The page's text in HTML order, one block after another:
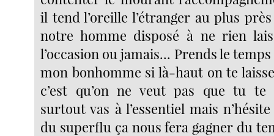
il tend l’oreille l’étranger au plus
notre homme disposé à ne rien
l’occasion ou jamais... Prends le
mon bonhomme si là-haut on te
c’est qu’on ne veut pas que tu te
surtout vas à l’essentiel mais
du superflu ça nous fera gagner du